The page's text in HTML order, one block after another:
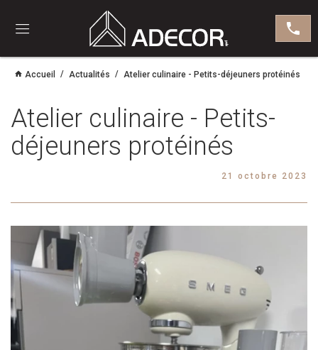
Accueil Actualités Atelier culinaire - Petits-déjeuners protéinés
Atelier culinaire - Petits-
déjeuners protéinés
21 octobre 2023